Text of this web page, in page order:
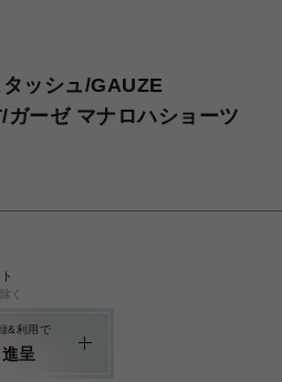
ッシュ/GAUZE
ーゼ マナロハショーツ
く
&利用で
呈